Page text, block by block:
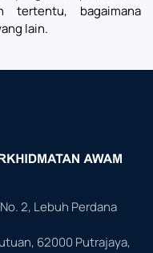
tertentu, bagaimana
lain.
No. 2, Lebuh Perdana
62000 Putrajaya,